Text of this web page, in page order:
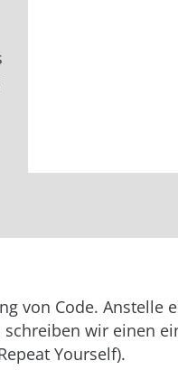
von Code. Anstelle
wir einen
Yourself).